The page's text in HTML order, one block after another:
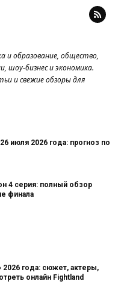
и образование, общество,
шоу-бизнес и экономика.
и свежие обзоры для
июля 2026 года: прогноз по
4 серия: полный обзор
финала
2026 года: сюжет, актеры,
онлайн Fightland